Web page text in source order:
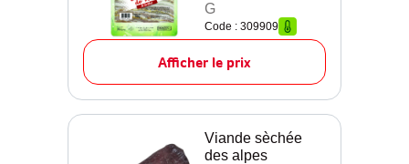
G
Code : 309909
Afficher le prix
Viande sèchée
des alpes